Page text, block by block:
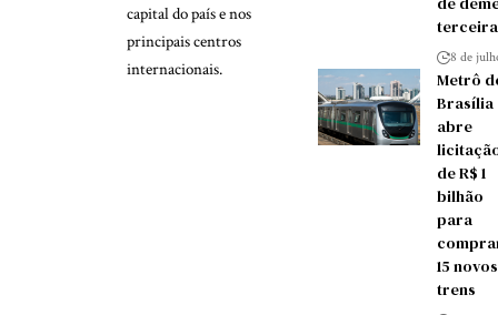
capital do país e nos
principais centros
internacionais.
8 de
Metrô
Brasília
abre
de R$ 1
bilhão
para
15 novos
trens